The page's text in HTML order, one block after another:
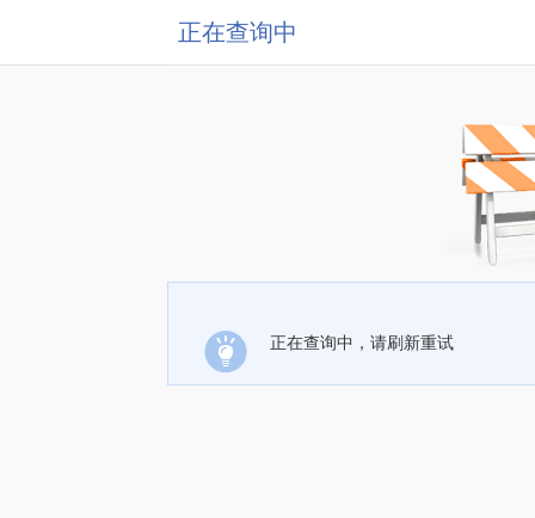
正在查询中
正在查询中，请刷新重试